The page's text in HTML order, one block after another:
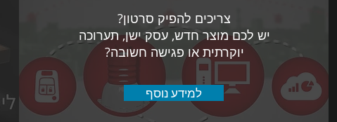
צריכים להפיק סרטון?
יש לכם מוצר חדש, עסק ישן, תערוכה
יוקרתית או פגישה חשובה?
למידע נוסף